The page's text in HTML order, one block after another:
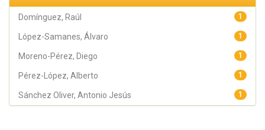
1
Domínguez, Raúl
1
López-Samanes, Álvaro
1
Moreno-Pérez, Diego
1
Pérez-López, Alberto
1
Sánchez Oliver, Antonio Jesús